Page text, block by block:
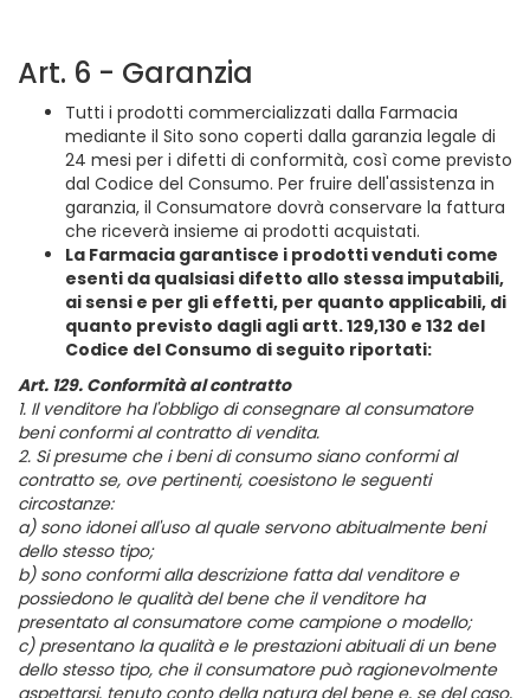
Art. 6 - Garanzia
Tutti i prodotti commercializzati dalla Farmacia
mediante il Sito sono coperti dalla garanzia legale di
24 mesi per i difetti di conformità, così come previsto
dal Codice del Consumo. Per fruire dell'assistenza in
garanzia, il Consumatore dovrà conservare la fattura
che riceverà insieme ai prodotti acquistati.
La Farmacia garantisce i prodotti venduti come
esenti da qualsiasi difetto allo stessa imputabili,
ai sensi e per gli effetti, per quanto applicabili, di
quanto previsto dagli agli artt. 129,130 e 132 del
Codice del Consumo di seguito riportati:
Art. 129. Conformità al contratto
1. Il venditore ha l'obbligo di consegnare al consumatore
beni conformi al contratto di vendita.
2. Si presume che i beni di consumo siano conformi al
contratto se, ove pertinenti, coesistono le seguenti
circostanze:
a) sono idonei all'uso al quale servono abitualmente beni
dello stesso tipo;
b) sono conformi alla descrizione fatta dal venditore e
possiedono le qualità del bene che il venditore ha
presentato al consumatore come campione o modello;
c) presentano la qualità e le prestazioni abituali di un bene
dello stesso tipo, che il consumatore può ragionevolmente
aspettarsi, tenuto conto della natura del bene e, se del caso,